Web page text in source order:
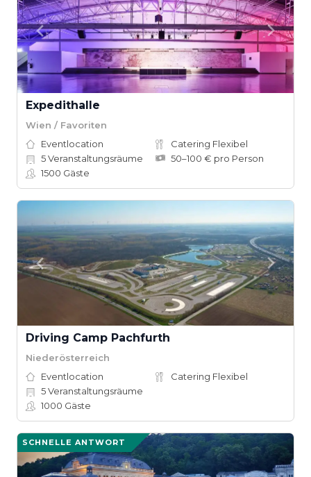
Expedithalle
Wien / Favoriten
Eventlocation
Catering Flexibel
5Veranstaltungsräume
50–100 € pro Person
1500 Gäste
Driving Camp Pachfurth
Niederösterreich
Eventlocation
Catering Flexibel
5Veranstaltungsräume
1000 Gäste
SCHNELLE ANTWORT